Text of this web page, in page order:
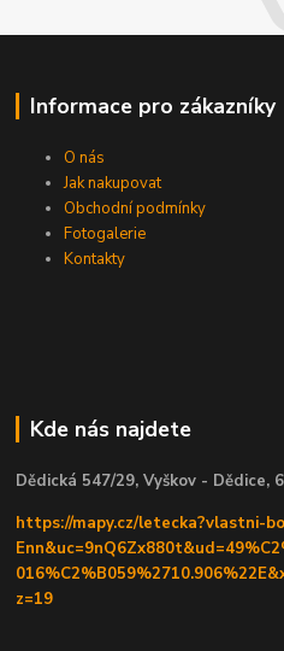
Informace pro zákazníky
O nás
Jak nakupovat
Obchodní podmínky
Fotogalerie
Kontakty
Kde nás najdete
Dědická 547/29, Vyškov - Dědice,
https://mapy.cz/letecka?vlastni-
z=19